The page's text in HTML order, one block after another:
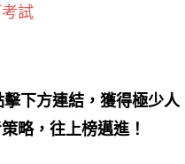
試
下方連結，獲得極少人
略，往上榜邁進！